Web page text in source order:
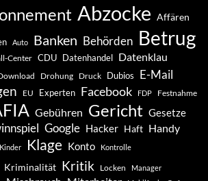
Abzocke Affären
Auto Banken Behörden Betrug
Center CDU Datenhandel Datenklau
Drohung Druck Dubios E-Mail
EU Experten Facebook FDP Festnahme
Gebühren Gericht Gesetze
Google Hacker Haft Handy
Kinder Klage Konto Kontrolle
Kriminalität Kritik Locken Manager